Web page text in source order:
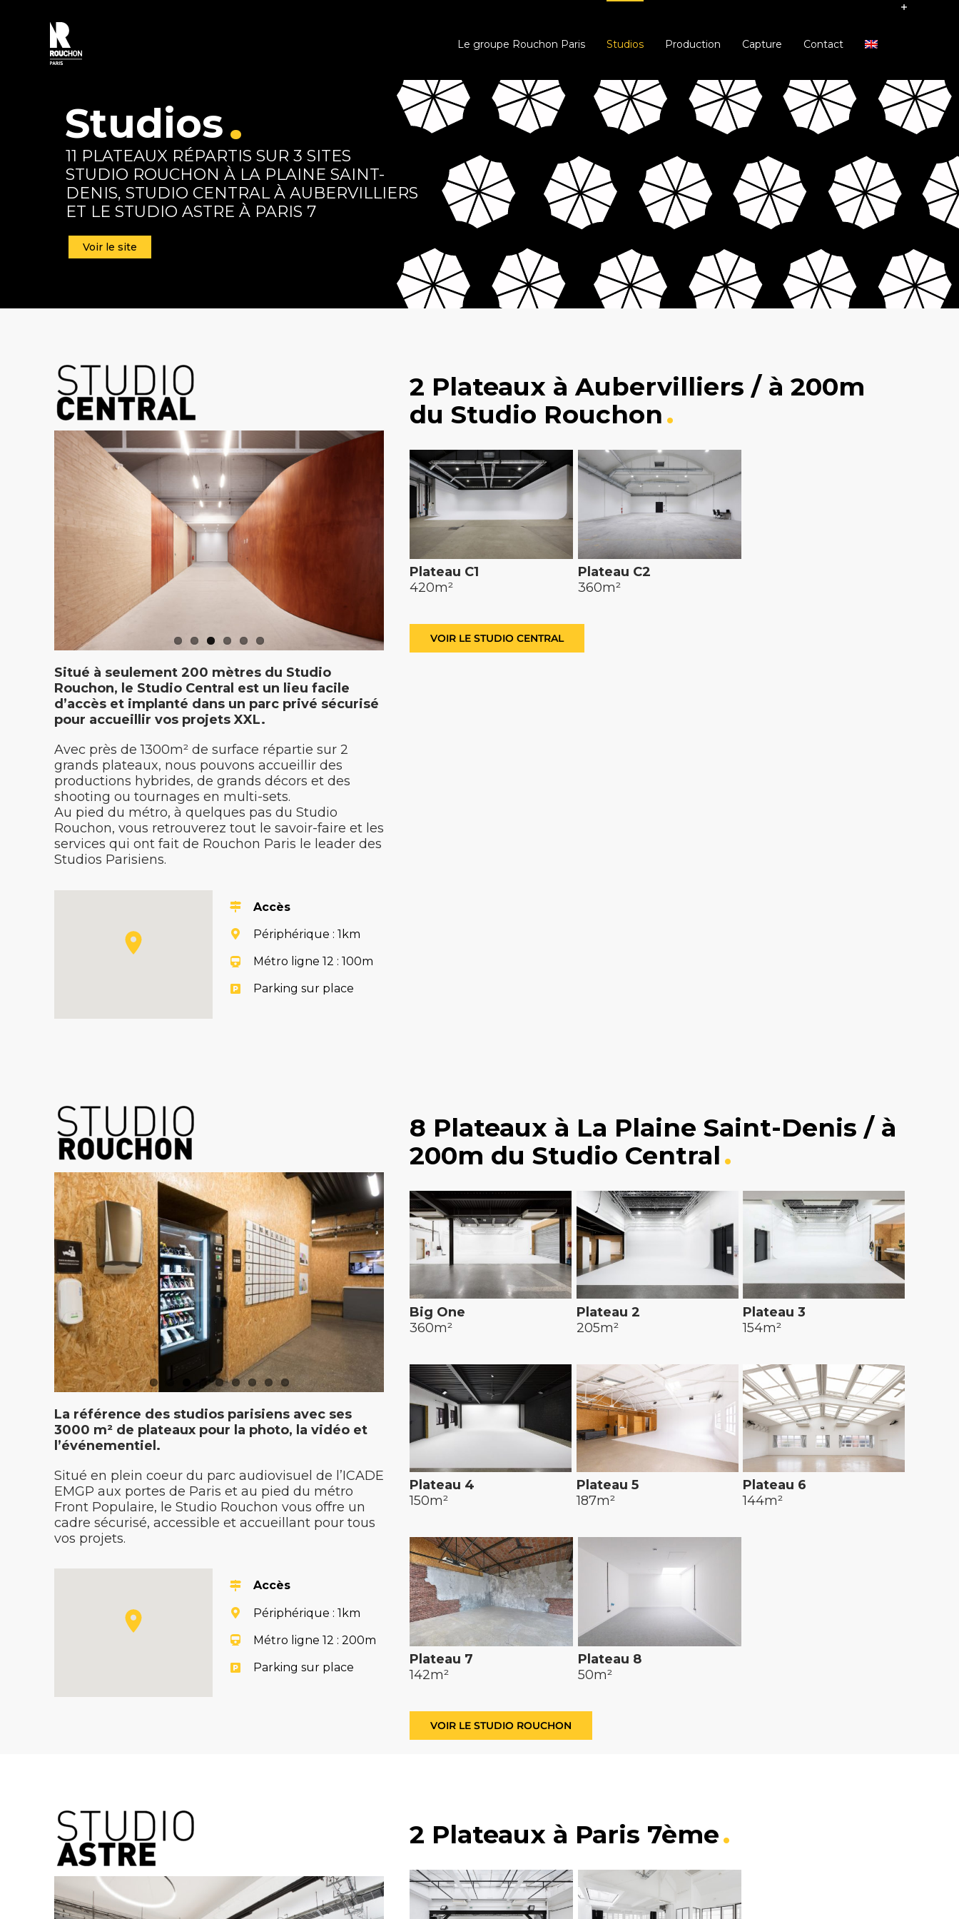
Le groupe Rouchon Paris Studios Production Capture Contact
Voir le site
.
Studios
11 PLATEAUX RÉPARTIS SUR 3 SITES
STUDIO ROUCHON À LA PLAINE SAINT-
DENIS, STUDIO CENTRAL À AUBERVILLIERS
ET LE STUDIO ASTRE À PARIS 7
Situé à seulement 200 mètres du Studio
Rouchon, le Studio Central est un lieu facile
d’accès et implanté dans un parc privé sécurisé
pour accueillir vos projets XXL.
Avec près de 1300m² de surface répartie sur 2
grands plateaux, nous pouvons accueillir des
productions hybrides, de grands décors et des
shooting ou tournages en multi-sets.
Au pied du métro, à quelques pas du Studio
Rouchon, vous retrouverez tout le savoir-faire et les
services qui ont fait de Rouchon Paris le leader des
Studios Parisiens.
Accès
Périphérique : 1km
Métro ligne 12 : 100m
Parking sur place
2 Plateaux à Aubervilliers / à 200m
du Studio Rouchon
Plateau C1
420m²
Plateau C2
360m²
VOIR LE STUDIO CENTRAL
La référence des studios parisiens avec ses
3000 m²de plateaux pour la photo, la vidéo et
l’événementiel.
Situé en plein coeur du parc audiovisuel de l’ICADE
EMGP aux portes de Paris et au pied du métro
Front Populaire, le Studio Rouchon vous offre un
cadre sécurisé, accessible et accueillant pour tous
vos projets.
Accès
Périphérique : 1km
Métro ligne 12 : 200m
Parking sur place
8 Plateaux à La Plaine Saint-Denis / à
200m du Studio Central
Big One
360m²
Plateau 2
205m²
Plateau 3
154m²
Plateau 4
150m²
Plateau 5
187m²
Plateau 6
144m²
Plateau 7
142m²
Plateau 8
50m²
VOIR LE STUDIO ROUCHON
2 Plateaux à Paris 7ème